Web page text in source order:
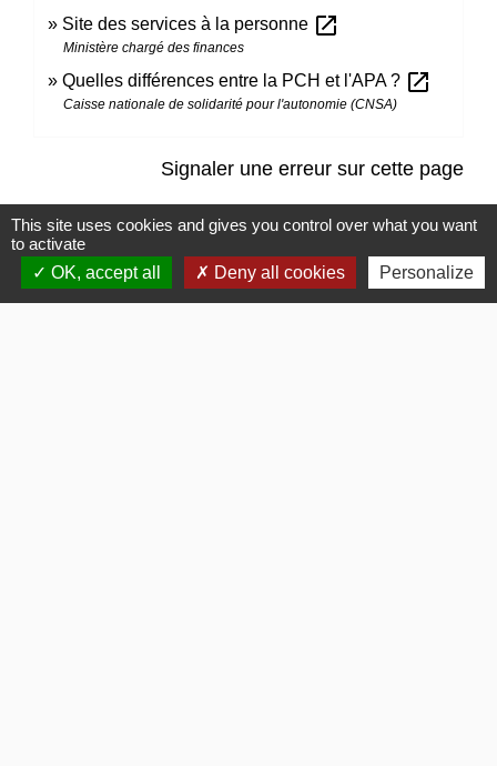
Site des services à la personne open_in_new
Ministère chargé des finances
Quelles différences entre la PCH et l'APA ? open_in_new
Caisse nationale de solidarité pour l'autonomie (CNSA)
Signaler une erreur sur cette page
Contacts
This site uses cookies and gives you control over what you want
to activate
OK, accept all
Deny all cookies Personalize